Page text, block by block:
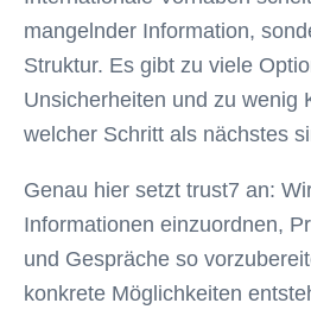
mangelnder Information,
Struktur. Es gibt zu viele
Unsicherheiten und zu wenig
welcher Schritt als nächstes
Genau hier setzt trust7 an:
Informationen einzuordnen,
und Gespräche so
konkrete Möglichkeiten